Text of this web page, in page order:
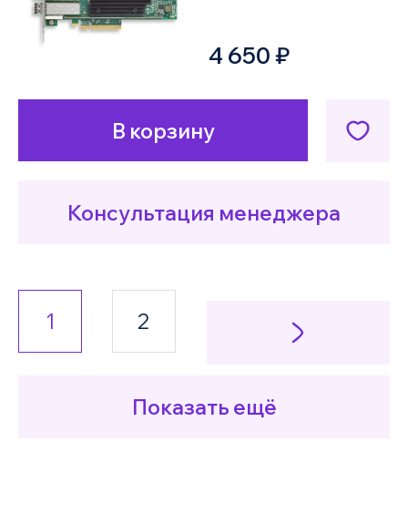
серверный сетевой
4 650 ₽
В корзину
Консультация менеджера
1 2
Показать ещё